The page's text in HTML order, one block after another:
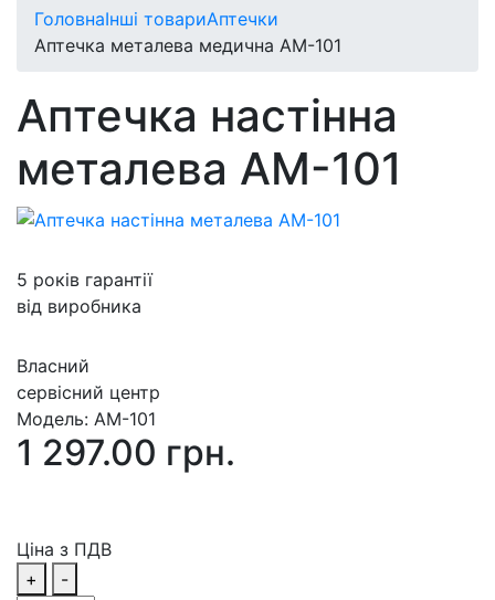
ГоловнаІнші товариАптечки
Аптечка металева медична АМ-101
Аптечка настінна
металева AM-101
5 років гарантії
від виробника
Власний
сервісний центр
Модель: АМ-101
1 297.00 грн.
Ціна з ПДВ
+
-